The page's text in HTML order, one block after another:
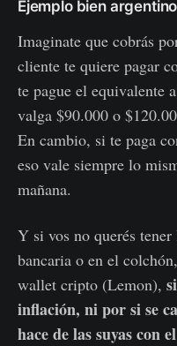
Ejemplo bien
Imaginate que cobrás
cliente te quiere pagar
te pague el equivalente
valga $90.000 o
En cambio, si te paga
eso vale siempre lo
mañana.
Y si vos no querés
bancaria o en el
wallet cripto (Lemon),
inflación, ni por si se
hace de las suyas con